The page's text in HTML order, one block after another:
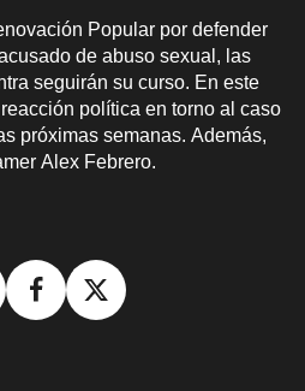
Popular por defender
de abuso sexual, las
seguirán su curso. En este
política en torno al caso
próximas semanas. Además,
Alex Febrero.